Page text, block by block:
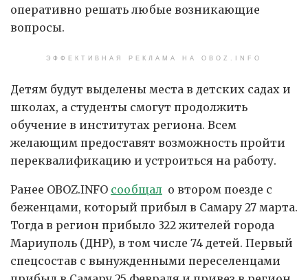
оперативно решать любые возникающие
вопросы.
ЭФФЕКТИВНАЯ РЕКЛАМА НА OBOZ.INFO
Детям будут выделены места в детских садах и
школах, а студенты смогут продолжить
обучение в институтах региона. Всем
желающим предоставят возможность пройти
переквалификацию и устроиться на работу.
Ранее OBOZ.INFO сообщал о втором поезде с
беженцами, который прибыл в Самару 27 марта.
Тогда в регион прибыло 322 жителей города
Мариуполь (ДНР), в том числе 74 детей. Первый
спецсостав с вынужденными переселенцами